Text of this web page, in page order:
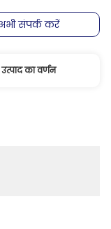
संपर्क करें
उत्पाद का वर्णन